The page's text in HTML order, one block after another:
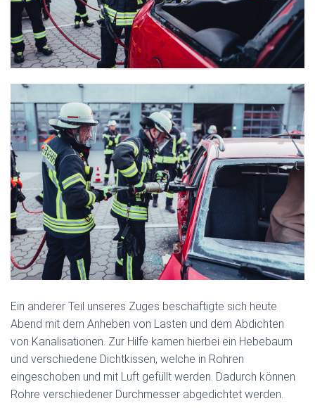
Ein anderer Teil unseres Zuges beschäftigte sich heute
Abend mit dem Anheben von Lasten und dem Abdichten
von Kanalisationen. Zur Hilfe kamen hierbei ein Hebebaum
und verschiedene Dichtkissen, welche in Rohren
eingeschoben und mit Luft gefüllt werden. Dadurch können
Rohre verschiedener Durchmesser abgedichtet werden.